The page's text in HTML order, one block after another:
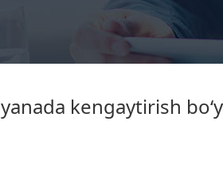
kengaytirish